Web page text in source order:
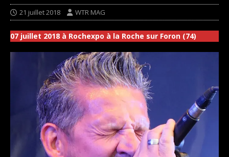
21 juillet 2018 WTR MAG
07 juillet 2018 à Rochexpo à la Roche sur Foron (74)